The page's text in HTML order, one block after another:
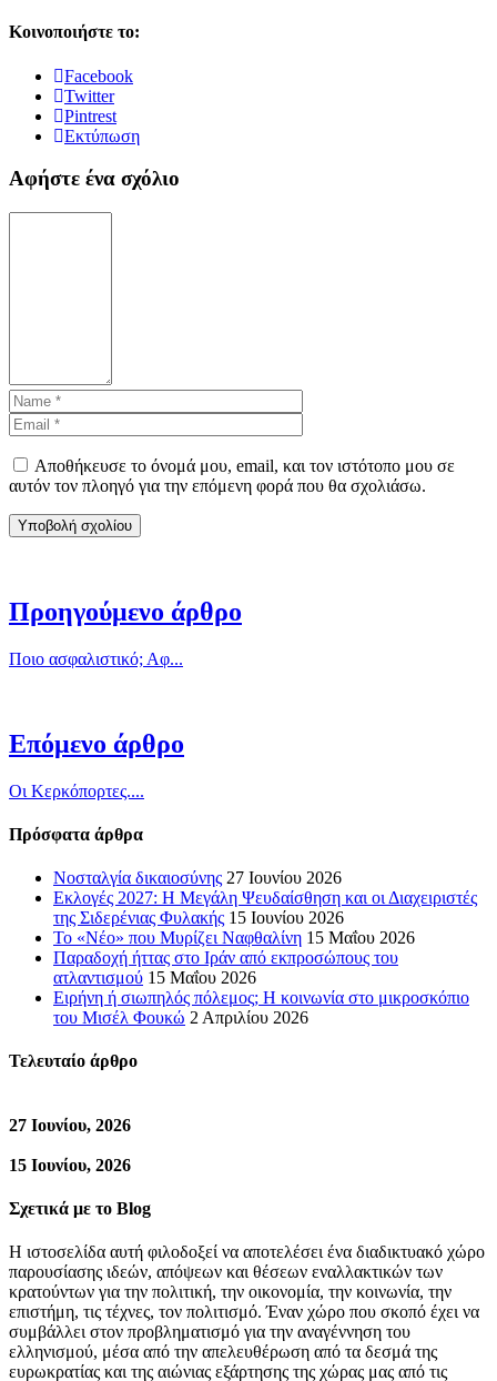
Κοινοποιήστε το:
Facebook
Twitter
Pintrest
Εκτύπωση
Αφήστε ένα σχόλιο
Αποθήκευσε το όνομά μου, email, και τον ιστότοπο μου σε
αυτόν τον πλοηγό για την επόμενη φορά που θα σχολιάσω.
Προηγούμενο άρθρο
Ποιο ασφαλιστικό; Αφ...
Επόμενο άρθρο
Οι Κερκόπορτες....
Πρόσφατα άρθρα
Νοσταλγία δικαιοσύνης 27 Ιουνίου 2026
Εκλογές 2027: Η Μεγάλη Ψευδαίσθηση και οι Διαχειριστές
της Σιδερένιας Φυλακής 15 Ιουνίου 2026
Το «Νέο» που Μυρίζει Ναφθαλίνη 15 Μαΐου 2026
Παραδοχή ήττας στο Ιράν από εκπροσώπους του
ατλαντισμού 15 Μαΐου 2026
Ειρήνη ή σιωπηλός πόλεμος; Η κοινωνία στο μικροσκόπιο
του Μισέλ Φουκώ 2 Απριλίου 2026
Τελευταίο άρθρο
27 Ιουνίου, 2026
15 Ιουνίου, 2026
Σχετικά με το Blog
Η ιστοσελίδα αυτή φιλοδοξεί να αποτελέσει ένα διαδικτυακό χώρο
παρουσίασης ιδεών, απόψεων και θέσεων εναλλακτικών των
κρατούντων για την πολιτική, την οικονομία, την κοινωνία, την
επιστήμη, τις τέχνες, τον πολιτισμό. Έναν χώρο που σκοπό έχει να
συμβάλλει στον προβληματισμό για την αναγέννηση του
ελληνισμού, μέσα από την απελευθέρωση από τα δεσμά της
ευρωκρατίας και της αιώνιας εξάρτησης της χώρας μας από τις